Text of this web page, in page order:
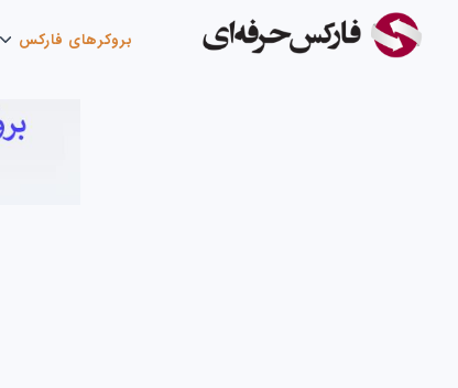
بروکرهای فارکس